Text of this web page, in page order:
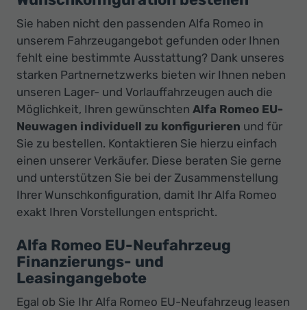
Sie haben nicht den passenden Alfa Romeo in
unserem Fahrzeugangebot gefunden oder Ihnen
fehlt eine bestimmte Ausstattung? Dank unseres
starken Partnernetzwerks bieten wir Ihnen neben
unseren Lager- und Vorlauffahrzeugen auch die
Möglichkeit, Ihren gewünschten Alfa Romeo EU-
Neuwagen individuell zu konfigurieren und für
Sie zu bestellen. Kontaktieren Sie hierzu einfach
einen unserer Verkäufer. Diese beraten Sie gerne
und unterstützen Sie bei der Zusammenstellung
Ihrer Wunschkonfiguration, damit Ihr Alfa Romeo
exakt Ihren Vorstellungen entspricht.
Alfa Romeo EU-Neufahrzeug
Finanzierungs- und
Leasingangebote
Egal ob Sie Ihr Alfa Romeo EU-Neufahrzeug leasen